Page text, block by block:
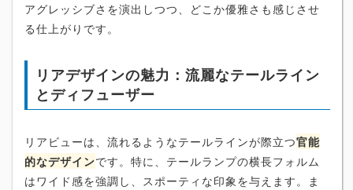
アグレッシブさを演出しつつ、どこか優雅さも感じさせ
る仕上がりです。
リアデザインの魅力：流麗なテールライン
とディフューザー
リアビューは、流れるようなテールラインが際立つ官能
的なデザインです。特に、テールランプの横長フォルム
はワイド感を強調し、スポーティな印象を与えます。ま